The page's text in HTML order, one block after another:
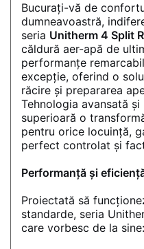
Bucurați-vă de
dumneavoastră,
seria Unitherm 4 Split
căldură aer-apă de
performanțe
excepție, oferind o
răcire și prepararea
Tehnologia avansată
superioară o
pentru orice locuință,
perfect controlat și
Performanță și
Proiectată să
standarde, seria
care vorbesc de la sine: